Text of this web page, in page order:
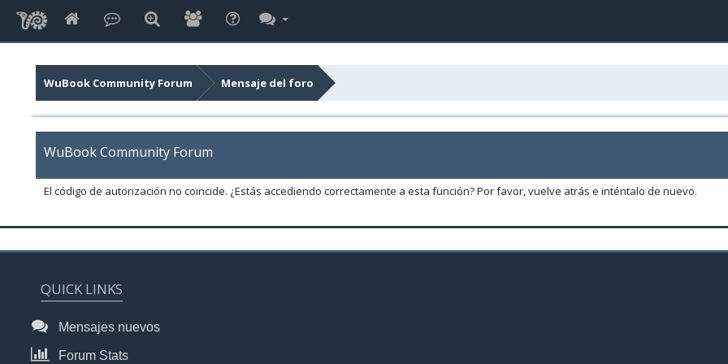
WuBook Community Forum Mensaje del foro
WuBook Community Forum
El código de autorización no coincide. ¿Estás accediendo correctamente a esta función? Por favor, vuelve atrás e inténtalo de nuevo.
QUICK LINKS
Mensajes nuevos
Forum Stats